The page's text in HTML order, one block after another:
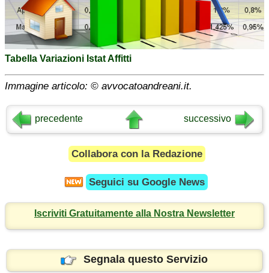
Tabella Variazioni Istat Affitti
Immagine articolo: © avvocatoandreani.it.
precedente successivo
Collabora con la Redazione
Seguici su Google News
Iscriviti Gratuitamente alla Nostra Newsletter
Segnala questo Servizio